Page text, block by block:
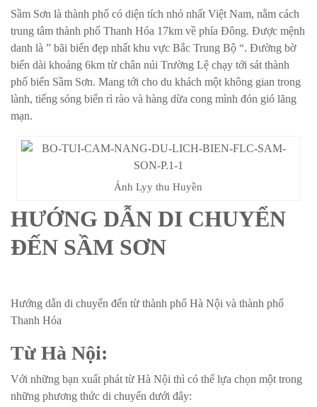
Sầm Sơn là thành phố có diện tích nhỏ nhất Việt Nam, nằm cách
trung tâm thành phố Thanh Hóa 17km về phía Đông. Được mệnh
danh là ” bãi biển đẹp nhất khu vực Bắc Trung Bộ “. Đường bờ
biển dài khoảng 6km từ chân núi Trường Lệ chạy tới sát thành
phố biển Sầm Sơn. Mang tới cho du khách một không gian trong
lành, tiếng sóng biển rì rào và hàng dừa cong mình đón gió lãng
mạn.
Ảnh Lyy thu Huyền
HƯỚNG DẪN DI CHUYỂN
ĐẾN SẦM SƠN
Hướng dẫn di chuyển đến từ thành phố Hà Nội và thành phố
Thanh Hóa
Từ Hà Nội:
Với những bạn xuất phát từ Hà Nội thì có thể lựa chọn một trong
những phương thức di chuyển dưới đây: